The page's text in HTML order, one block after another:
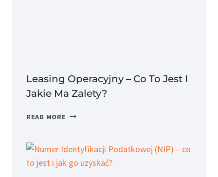
Leasing Operacyjny – Co To Jest I
Jakie Ma Zalety?
READ MORE LEASING
CO
JEST